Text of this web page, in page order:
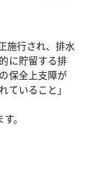
施行され、排水
に貯留する排
保全上支障が
ていること」
。